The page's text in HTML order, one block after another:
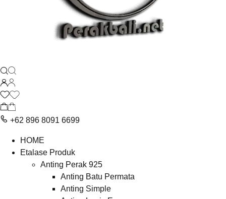
+62 896 8091 6699
HOME
Etalase Produk
Anting Perak 925
Anting Batu Permata
Anting Simple